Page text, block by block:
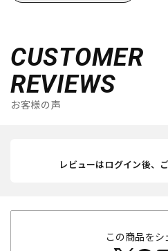
CUSTOMER
REVIEWS
お客様の声
レビューはログイン後、
この商品をシ